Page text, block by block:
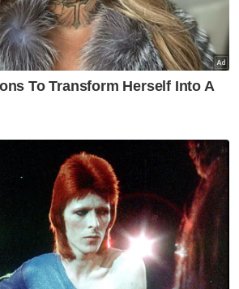
Sumbangan Amal Deepavali
penerima berupa
harian bernilai RM100
boleh pertikai saman ekor
Peluang kenal pasti punca tipis
masa untuk kenal pasti
Sinar Harian.Klik di sini!